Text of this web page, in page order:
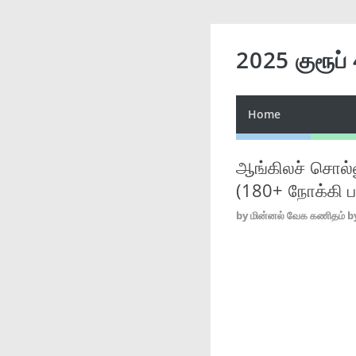
2025 குரூப்
Home
ஆங்கிலச்
(180+ நோக்கி
byமின்னல் வேக கணிதம்